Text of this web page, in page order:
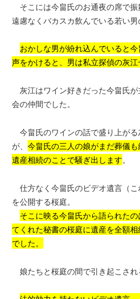
そこには今畠氏のお通夜の席で振
遠慮なくバカスカ飲んでいる若い男
おかしな男が紛れ込んでいると
声をかけると、男は私立探偵の灰江
灰江はワイン好きだった今畠氏
会の仲間でした。
今畠氏のワインの話で盛り上が
が、 今畠氏の三人の娘がまだ葬儀
遺産相続のことで騒ぎ出します。
仕方なく今畠氏のビデオ遺言（こ
を公開する桜庭。
そこに映る今畠氏から語られた
てくれた秘書の桜庭に遺産を全額
でした。
娘たちと桜庭の間で引き起こされ